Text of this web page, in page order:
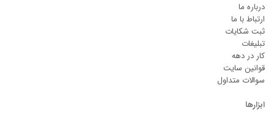
درباره ما
ارتباط با ما
ثبت شکایات
تبلیغات
کار در دهه
قوانین سایت
سوالات متداول
ابزارها